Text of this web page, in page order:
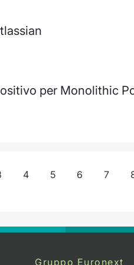
per Monolithic
4 5 6 7
Gruppo Euronext